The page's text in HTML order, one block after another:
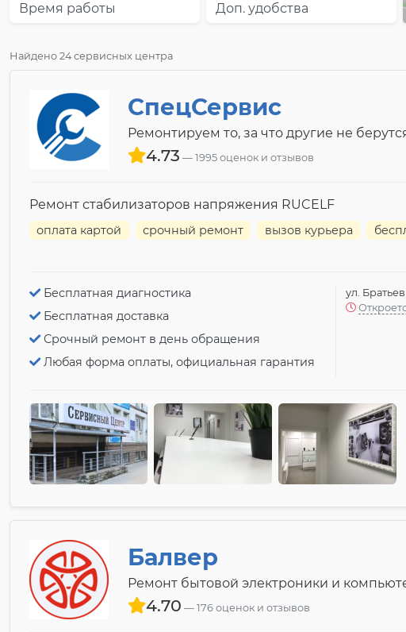
Время работы Доп. удобства
Найдено 24 сервисных центра
СпецСервис
Ремонтируем то, за что другие не
4.73 1995 оценок и отзывов
Ремонт стабилизаторов напряжения RUCELF
оплата картой срочный ремонт вызов курьера
Бесплатная диагностика
Бесплатная доставка
Срочный ремонт в день обращения
Любая форма оплаты, официальная гарантия
ул.
Балвер
Ремонт бытовой электроники и
4.70 176 оценок и отзывов